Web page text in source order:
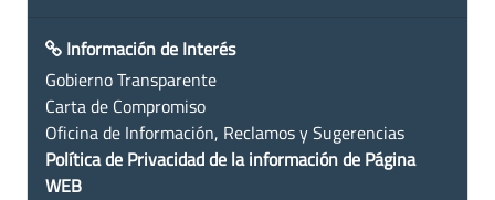
Información de Interés
Gobierno Transparente
Carta de Compromiso
Oficina de Información, Reclamos y Sugerencias
Política de Privacidad de la información de Página
WEB